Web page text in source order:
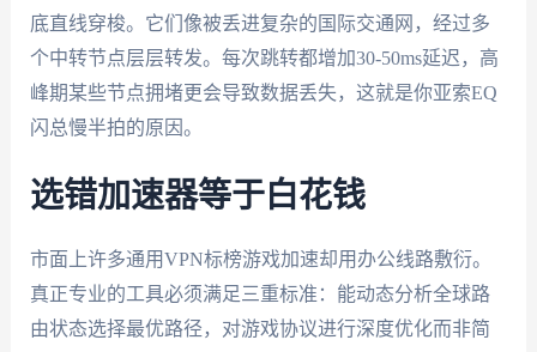
底直线穿梭。它们像被丢进复杂的国际交通网，经过多
个中转节点层层转发。每次跳转都增加30-50ms延迟，高
峰期某些节点拥堵更会导致数据丢失，这就是你亚索EQ
闪总慢半拍的原因。
选错加速器等于白花钱
市面上许多通用VPN标榜游戏加速却用办公线路敷衍。
真正专业的工具必须满足三重标准：能动态分析全球路
由状态选择最优路径，对游戏协议进行深度优化而非简